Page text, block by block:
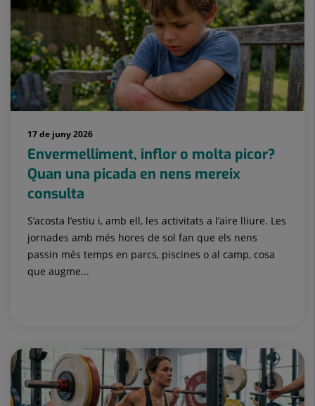
17 de juny 2026
Envermelliment, inflor o molta picor?
Quan una picada en nens mereix
consulta
S’acosta l’estiu i, amb ell, les activitats a l’aire lliure. Les
jornades amb més hores de sol fan que els nens
passin més temps en parcs, piscines o al camp, cosa
que augme...